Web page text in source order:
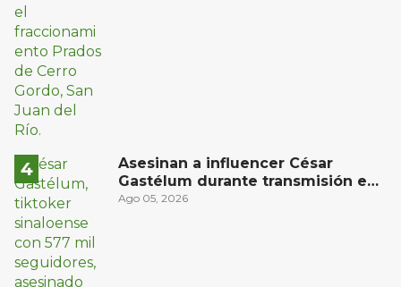
Asesinan a influencer César
Gastélum durante transmisión en
vivo en Sinaloa
Ago 05, 2026